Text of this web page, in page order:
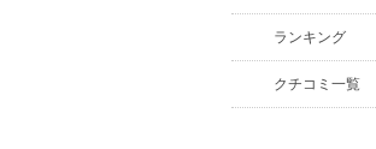
ランキング
クチコミ一覧